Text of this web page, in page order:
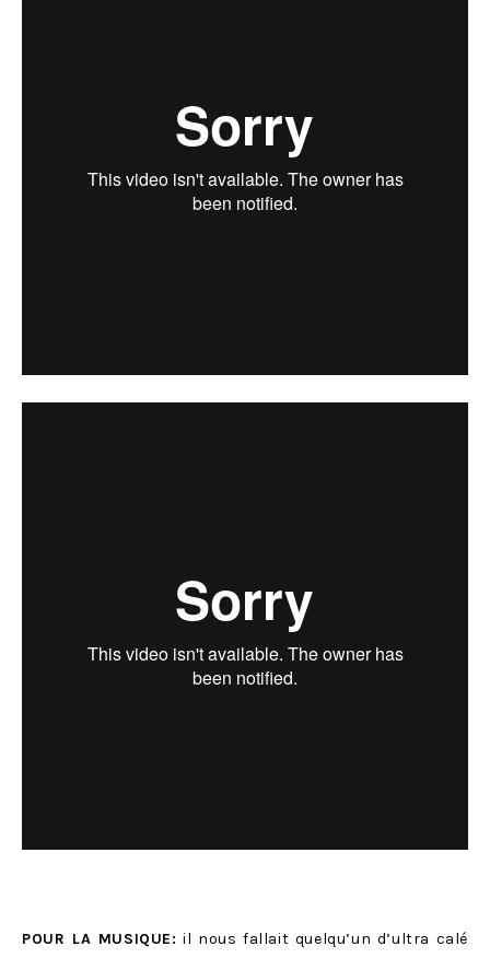
POUR LA MUSIQUE: il nous fallait quelqu’un d’ultra calé